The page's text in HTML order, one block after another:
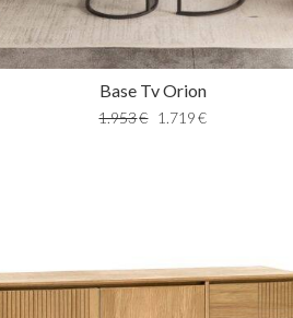
Base Tv Orion
1.953€ 1.719 €